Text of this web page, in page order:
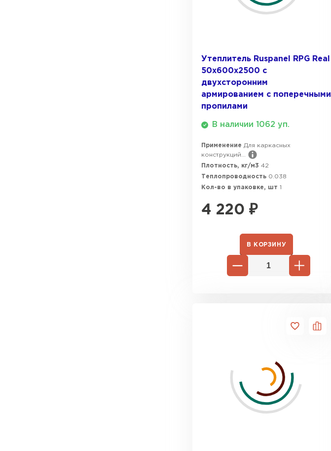
Утеплитель Ruspanel RPG Real
50х600х2500 с
двухсторонним
армированием с поперечными
пропилами
В наличии 1062 уп.
Применение Для каркасных
конструкций...
Плотность, кг/м3 42
Теплопроводность 0.038
Кол-во в упаковке, шт 1
4 220 ₽
В КОРЗИНУ